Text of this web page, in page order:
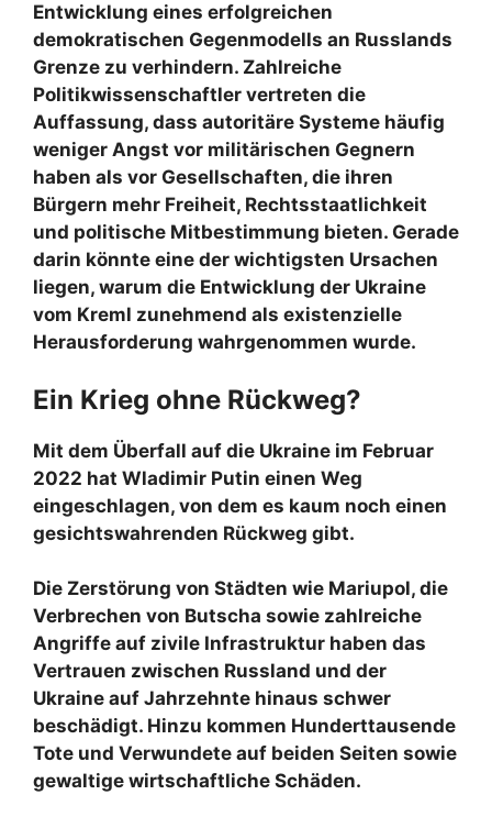
Entwicklung eines erfolgreichen
demokratischen Gegenmodells an Russlands
Grenze zu verhindern. Zahlreiche
Politikwissenschaftler vertreten die
Auffassung, dass autoritäre Systeme häufig
weniger Angst vor militärischen Gegnern
haben als vor Gesellschaften, die ihren
Bürgern mehr Freiheit, Rechtsstaatlichkeit
und politische Mitbestimmung bieten. Gerade
darin könnte eine der wichtigsten Ursachen
liegen, warum die Entwicklung der Ukraine
vom Kreml zunehmend als existenzielle
Herausforderung wahrgenommen wurde.
Ein Krieg ohne Rückweg?
Mit dem Überfall auf die Ukraine im Februar
2022 hat Wladimir Putin einen Weg
eingeschlagen, von dem es kaum noch einen
gesichtswahrenden Rückweg gibt.
Die Zerstörung von Städten wie Mariupol, die
Verbrechen von Butscha sowie zahlreiche
Angriffe auf zivile Infrastruktur haben das
Vertrauen zwischen Russland und der
Ukraine auf Jahrzehnte hinaus schwer
beschädigt. Hinzu kommen Hunderttausende
Tote und Verwundete auf beiden Seiten sowie
gewaltige wirtschaftliche Schäden.